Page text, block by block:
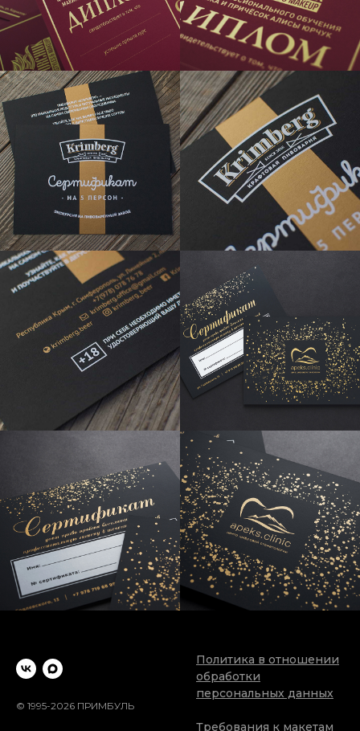
© 1995-2026 ПРИМБУЛЬ
Политика в отношении
обработки
персональных данных
Требования к макетам